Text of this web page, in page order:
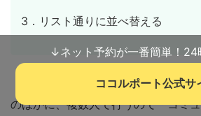
3．リスト通りに並べ替える
「入力スキル」「Excelスキル」「チ
のほかに、複数人で行うので「コミ
↓ネット予約が一番簡単！
ココルポート公式サ